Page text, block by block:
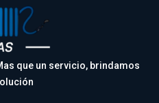
que un servicio, brindamos